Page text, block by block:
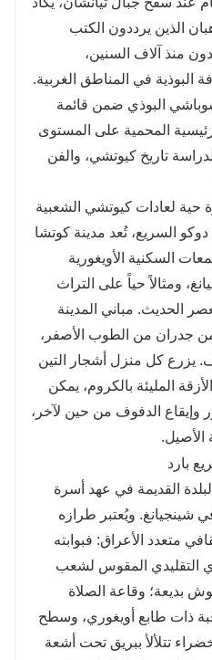
الذين يرددون الكتب
منذ آلاف السنين،
البوذية في المناطق الغربية.
البوذي ضمن قائمة
المحمية على المستوى
تاريخ كيوتشي، والفن
دوكو السريع، تُعد مدينة كوتشا
السكنية الأويغورية
ومثالاً حياً على التراث
الحديث. مباني المدينة
جدران من الطوب الأصفر،
يزرع كل منزل أشجار التين
المليئة بالكروم، يمكن
وإيقاع الدفوف من حين لآخر،
الأصيل.
القديمة في عهد أسرة
شينجيانغ. ويُعتبر طرازه
متعدد الأعراق: فبوابته
التقليدي المقوس لشعب
بديعة؛ وقاعة الصلاة
ذات طابع أويغوري، وسطح
تتلألأ ببريق تحت أشعة